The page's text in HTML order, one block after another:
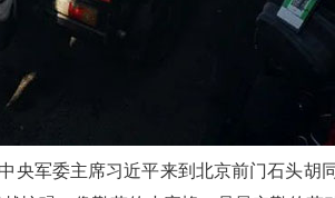
央军委主席习近平来到北京前门石头胡